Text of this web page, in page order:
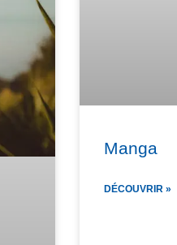
Manga
DÉCOUVRIR »